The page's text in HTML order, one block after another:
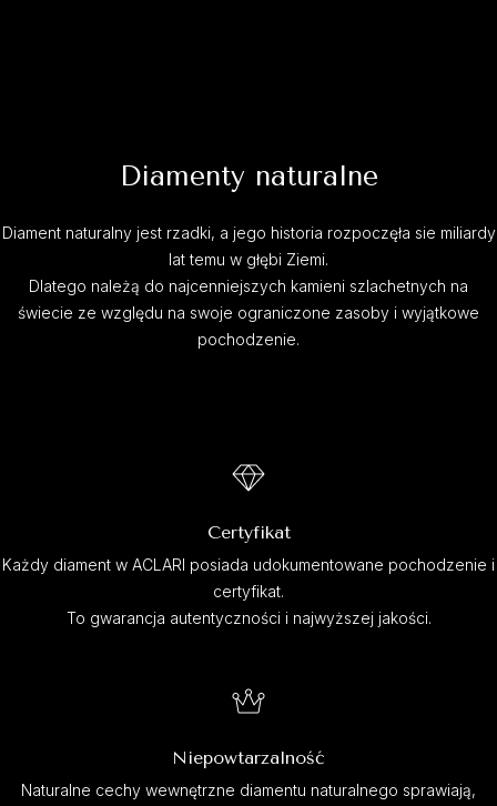
Diamenty naturalne
Diament naturalny jest rzadki, a jego historia rozpoczęła sie miliardy
lat temu w głębi Ziemi.
Dlatego należą do najcenniejszych kamieni szlachetnych na
świecie ze względu na swoje ograniczone zasoby i wyjątkowe
pochodzenie.
Certyfikat
Każdy diament w ACLARI posiada udokumentowane pochodzenie i
certyfikat.
To gwarancja autentyczności i najwyższej jakości.
Niepowtarzalność
Naturalne cechy wewnętrzne diamentu naturalnego sprawiają,